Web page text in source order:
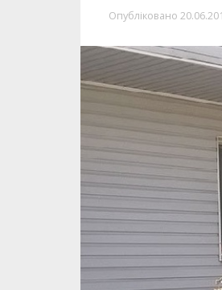
Опубліковано